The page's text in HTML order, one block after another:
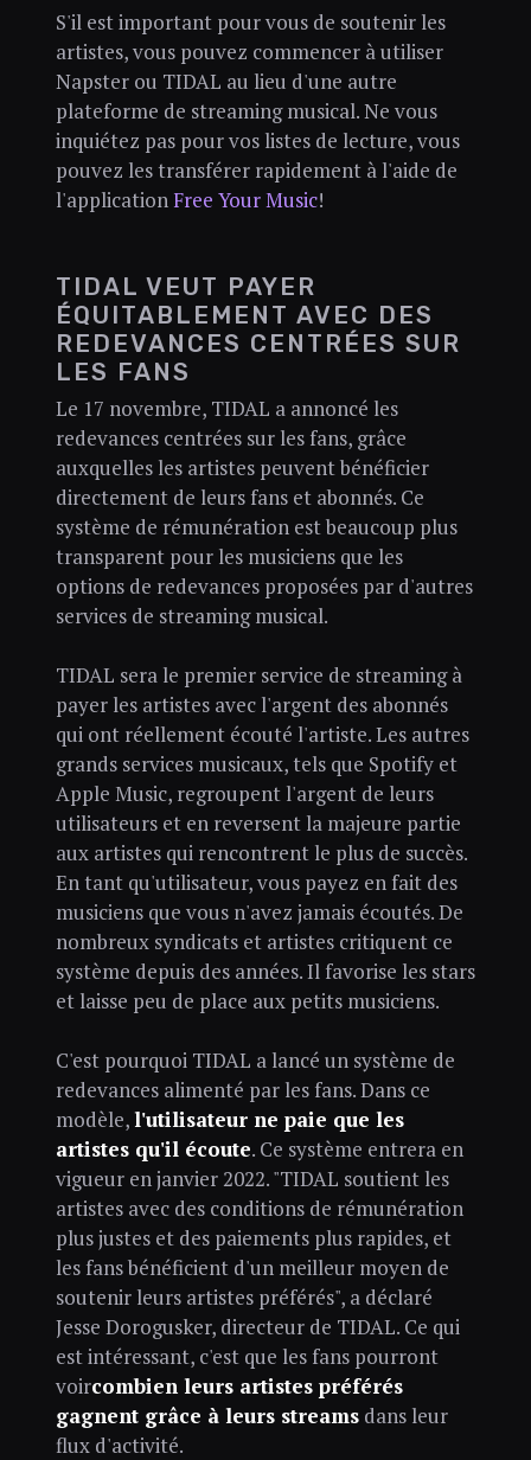
S'il est important pour vous de soutenir les
artistes, vous pouvez commencer à utiliser
Napster ou TIDAL au lieu d'une autre
plateforme de streaming musical. Ne vous
inquiétez pas pour vos listes de lecture, vous
pouvez les transférer rapidement à l'aide de
l'applicationFree Your Music!
TIDAL VEUT PAYER
ÉQUITABLEMENT AVEC DES
REDEVANCES CENTRÉES SUR
LES FANS
Le 17 novembre, TIDAL a annoncé les
redevances centrées sur les fans, grâce
auxquelles les artistes peuvent bénéficier
directement de leurs fans et abonnés. Ce
système de rémunération est beaucoup plus
transparent pour les musiciens que les
options de redevances proposées par d'autres
services de streaming musical.
TIDAL sera le premier service de streaming à
payer les artistes avec l'argent des abonnés
qui ont réellement écouté l'artiste. Les autres
grands services musicaux, tels que Spotify et
Apple Music, regroupent l'argent de leurs
utilisateurs et en reversent la majeure partie
aux artistes qui rencontrent le plus de succès.
En tant qu'utilisateur, vous payez en fait des
musiciens que vous n'avez jamais écoutés. De
nombreux syndicats et artistes critiquent ce
système depuis des années. Il favorise les stars
et laisse peu de place aux petits musiciens.
C'est pourquoi TIDAL a lancé un système de
redevances alimenté par les fans. Dans ce
modèle,l'utilisateur ne paie que les
artistes qu'il écoute. Ce système entrera en
vigueur en janvier 2022. "TIDAL soutient les
artistes avec des conditions de rémunération
plus justes et des paiements plus rapides, et
les fans bénéficient d'un meilleur moyen de
soutenir leurs artistes préférés", a déclaré
Jesse Dorogusker, directeur de TIDAL. Ce qui
est intéressant, c'est que les fans pourront
voircombien leurs artistes préférés
gagnent grâce à leurs streamsdans leur
flux d'activité.